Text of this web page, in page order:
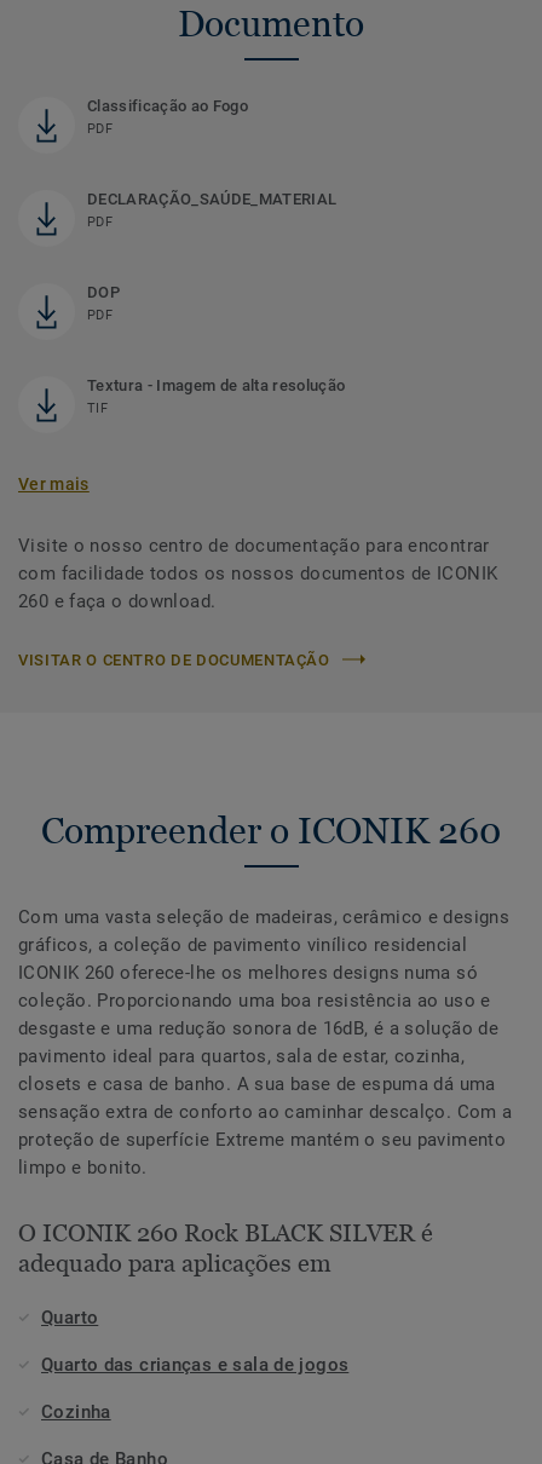
Documento
Classificação ao Fogo
PDF
DECLARAÇÃO_SAÚDE_MATERIAL
PDF
DOP
PDF
Textura - Imagem de alta resolução
TIF
Ver mais
Visite o nosso centro de documentação para encontrar
com facilidade todos os nossos documentos de ICONIK
260 e faça o download.
VISITAR O CENTRO DE DOCUMENTAÇÃO
Compreender o ICONIK 260
Com uma vasta seleção de madeiras, cerâmico e designs
gráficos, a coleção de pavimento vinílico residencial
ICONIK 260 oferece-lhe os melhores designs numa só
coleção. Proporcionando uma boa resistência ao uso e
desgaste e uma redução sonora de 16dB, é a solução de
pavimento ideal para quartos, sala de estar, cozinha,
closets e casa de banho. A sua base de espuma dá uma
sensação extra de conforto ao caminhar descalço. Com a
proteção de superfície Extreme mantém o seu pavimento
limpo e bonito.
O ICONIK 260 Rock BLACK SILVER é
adequado para aplicações em
Quarto
Quarto das crianças e sala de jogos
Cozinha
Casa de Banho